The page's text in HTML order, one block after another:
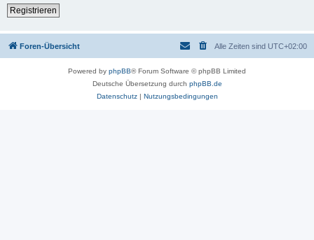
Registrieren
Foren-Übersicht Alle Zeiten sind UTC+02:00
Powered by phpBB® Forum Software © phpBB Limited
Deutsche Übersetzung durch phpBB.de
Datenschutz| Nutzungsbedingungen